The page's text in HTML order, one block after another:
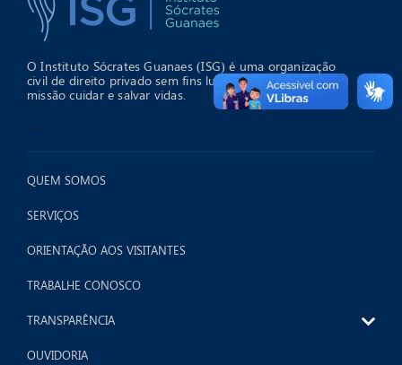
O Instituto Sócrates Guanaes (ISG) é uma organização
civil de direito privado sem fins lucrativos que tem como
missão cuidar e salvar vidas.
>
QUEM SOMOS
SERVIÇOS
ORIENTAÇÃO AOS VISITANTES
TRABALHE CONOSCO
TRANSPARÊNCIA
OUVIDORIA